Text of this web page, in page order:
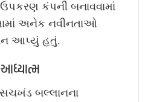
કંપની બનાવવામાં
અનેક નવીનતાઓ
આપ્યું હતું.
સચખંડ બલ્લાનના